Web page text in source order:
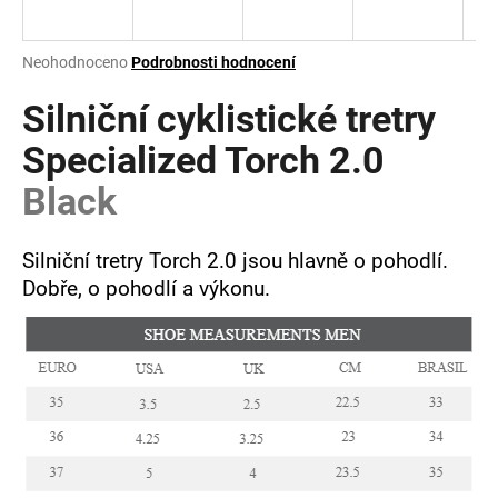
Průměrné
produktu
je
0,0
z
5
hvězdiček.
NeohodnocenoPodrobnosti hodnocení
Silniční cyklistické tretry
Specialized Torch 2.0
Black
Silniční tretry Torch 2.0 jsou hlavně o pohodlí.
Dobře, o pohodlí a výkonu.
j
t
?
HLEDAT
D